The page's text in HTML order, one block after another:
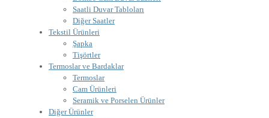
Saatli Duvar Tabloları
Diğer Saatler
Tekstil Ürünleri
Şapka
Tişörtler
Termoslar ve Bardaklar
Termoslar
Cam Ürünleri
Seramik ve Porselen Ürünler
Diğer Ürünler